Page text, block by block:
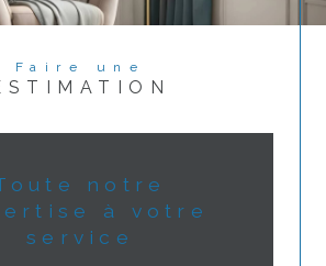
Faire une
notre
à votre
service